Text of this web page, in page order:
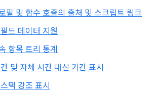
필 및 함수 호출의 출처 및 스크립트 링크
드 데이터 지원
항목 트리 통계
및 자체 시간 대신 기간 표시
택 강조 표시